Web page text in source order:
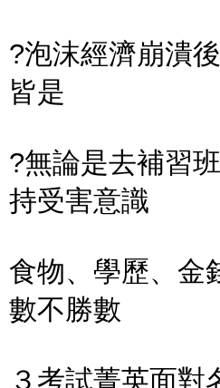
?泡沫經濟崩潰
皆是
?無論是去補習
持受害意識
食物、學歷、金
數不勝數
３考試菁英面對